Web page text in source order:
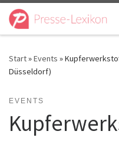
Zum Inhalt springen
Start»Events »
Düsseldorf)
EVENTS